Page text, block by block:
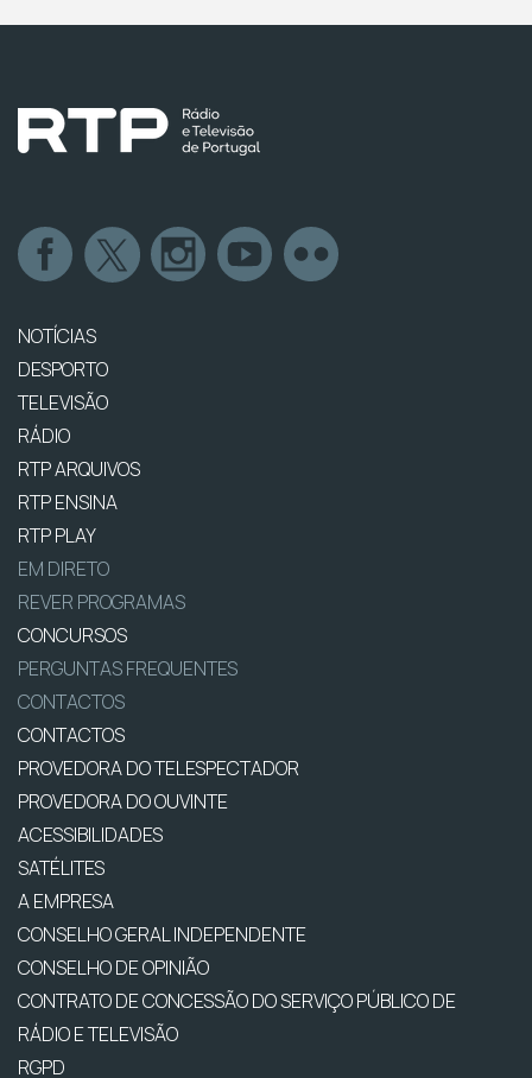
NOTÍCIAS
DESPORTO
TELEVISÃO
RÁDIO
RTP ARQUIVOS
RTP ENSINA
RTP PLAY
EM DIRETO
REVER PROGRAMAS
CONCURSOS
PERGUNTAS FREQUENTES
CONTACTOS
CONTACTOS
PROVEDORA DO TELESPECTADOR
PROVEDORA DO OUVINTE
ACESSIBILIDADES
SATÉLITES
A EMPRESA
CONSELHO GERAL INDEPENDENTE
CONSELHO DE OPINIÃO
CONTRATO DE CONCESSÃO DO SERVIÇO PÚBLICO DE
RÁDIO E TELEVISÃO
RGPD